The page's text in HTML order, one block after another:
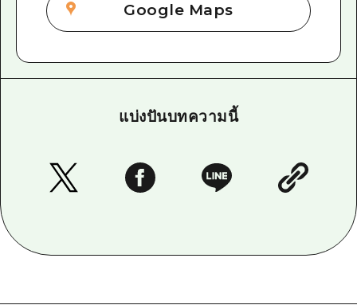
Google Maps
แบ่งปันบทความนี้